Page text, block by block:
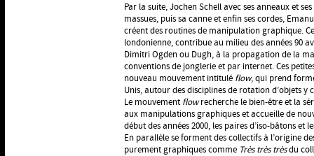
Par la suite, Jochen Schell avec ses anneaux et
massues, puis sa canne et enfin ses cordes,
créent des routines de manipulation graphique.
londonienne, contribue au milieu des années 90
Dimitri Ogden ou Dugh, à la propagation de la
conventions de jonglerie et par internet. Ces
nouveau mouvement intitulé flow, qui prend
Unis, autour des disciplines de rotation d’objets y
Le mouvementflowrecherche le bien-être et la
aux manipulations graphiques et accueille de
début des années 2000, les paires d’iso-bâtons et
En parallèle se forment des collectifs à l’origine
purement graphiques comme Très très trèsdu